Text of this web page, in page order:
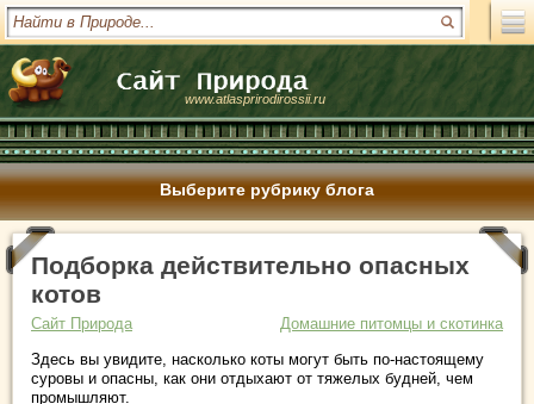
www.atlasprirodirossii.ru
Выберите рубрику блога
Подборка действительно опасных
котов
Сайт Природа
Домашние питомцы и скотинка
Здесь вы увидите, насколько коты могут быть по-настоящему
суровы и опасны, как они отдыхают от тяжелых будней, чем
промышляют.